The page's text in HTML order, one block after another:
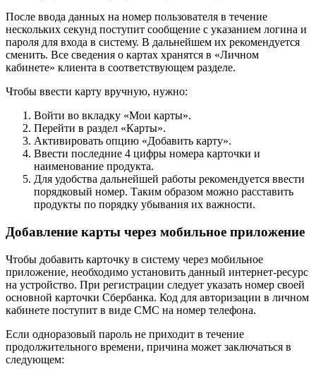
После ввода данных на номер пользователя в течение
нескольких секунд поступит сообщение с указанием логина и
пароля для входа в систему. В дальнейшем их рекомендуется
сменить. Все сведения о картах хранятся в «Личном
кабинете» клиента в соответствующем разделе.
Чтобы ввести карту вручную, нужно:
Войти во вкладку «Мои карты».
Перейти в раздел «Карты».
Активировать опцию «Добавить карту».
Ввести последние 4 цифры номера карточки и
наименование продукта.
Для удобства дальнейшей работы рекомендуется ввести
порядковый номер. Таким образом можно расставить
продукты по порядку убывания их важности.
Добавление карты через мобильное приложение
Чтобы добавить карточку в систему через мобильное
приложение, необходимо установить данный интернет-ресурс
на устройство. При регистрации следует указать номер своей
основной карточки Сбербанка. Код для авторизации в личном
кабинете поступит в виде СМС на номер телефона.
Если одноразовый пароль не приходит в течение
продолжительного времени, причина может заключаться в
следующем: